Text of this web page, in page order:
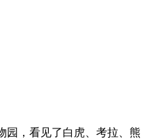
园，看见了白虎、考拉、熊